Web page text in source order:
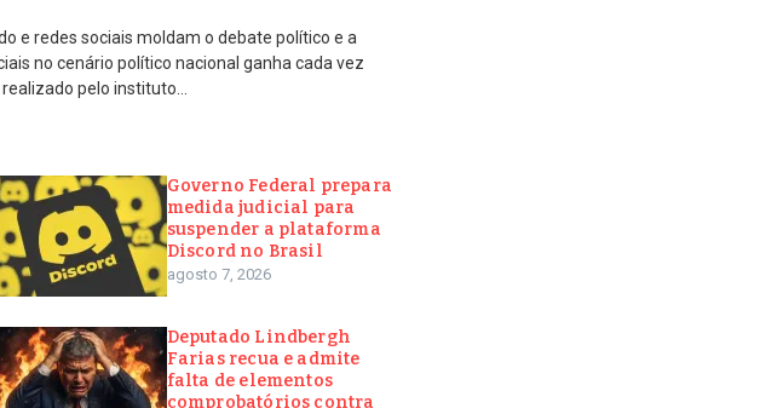
e redes sociais moldam o debate político e a
no cenário político nacional ganha cada vez
pelo instituto...
Governo Federal prepara
medida judicial para
suspender a plataforma
Discord no Brasil
agosto 7, 2026
Deputado Lindbergh
Farias recua e admite
falta de elementos
comprobatórios contra